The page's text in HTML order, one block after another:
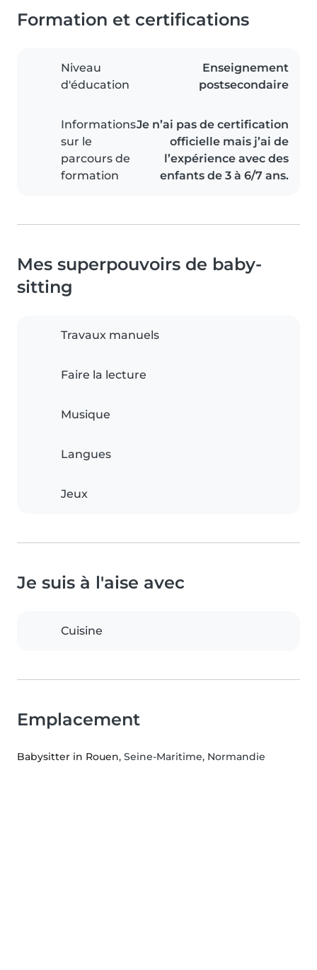
Formation et certifications
Niveau
d'éducation
Enseignement
postsecondaire
Informations
sur le
parcours de
formation
Je n’ai pas de certification
officielle mais j’ai de
l’expérience avec des
enfants de 3 à 6/7 ans.
Mes superpouvoirs de baby-
sitting
Travaux manuels
Faire la lecture
Musique
Langues
Jeux
Je suis à l'aise avec
Cuisine
Emplacement
Babysitter in Rouen, Seine-Maritime, Normandie